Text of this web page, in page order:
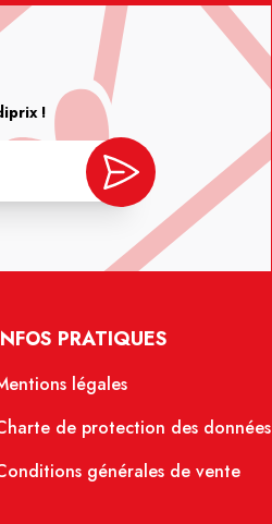
!
PRATIQUES
légales
de protection des données
générales de vente